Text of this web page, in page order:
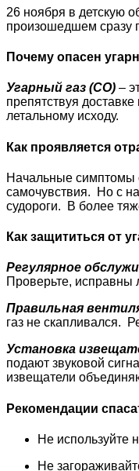
26 ноября в детскую
произошедшем сразу
Почему опасен
Угарный газ (СО) –
препятствуя
летальному исходу.
Как проявляется
Начальные симптомы
самочувствия. Но с
судороги. В более
Как защититься от
Регулярное
Проверьте, исправны
Правильная
газ не скапливался.
Установка
подают звуковой
извещатели
Рекомендации
Не используйте
Не